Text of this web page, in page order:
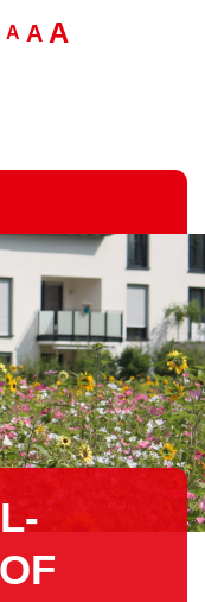
A A A